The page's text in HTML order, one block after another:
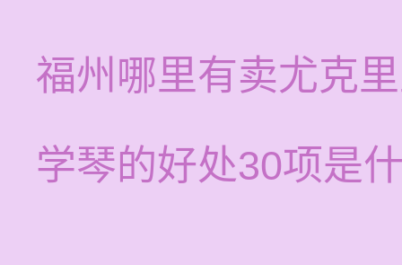
福州哪里有卖尤克
学琴的好处30项是